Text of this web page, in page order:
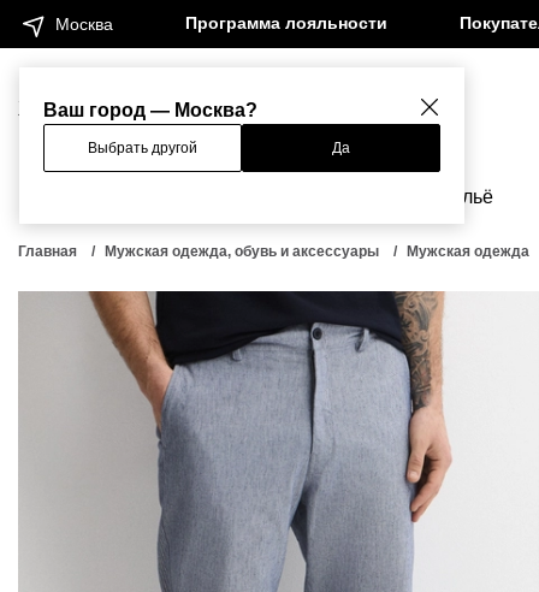
Ваш город — Москва?
Выбрать другой Да
Москва Программа лояльности
Женщинам Мужчинам
Бельё
Главная Мужская одежда, обувь и аксессуары Мужская одежда